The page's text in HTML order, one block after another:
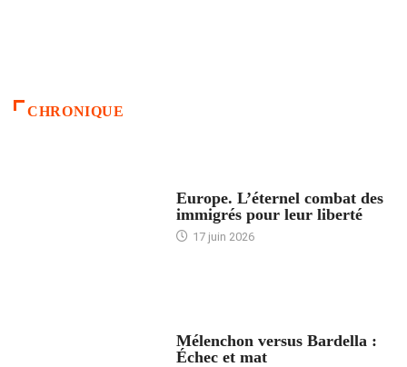
CHRONIQUE
Europe. L’éternel combat des
immigrés pour leur liberté
17 juin 2026
Mélenchon versus Bardella :
Échec et mat